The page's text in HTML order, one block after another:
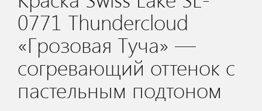
0771 Thundercloud
«Грозовая Туча» —
согревающий оттенок с
пастельным подтоном